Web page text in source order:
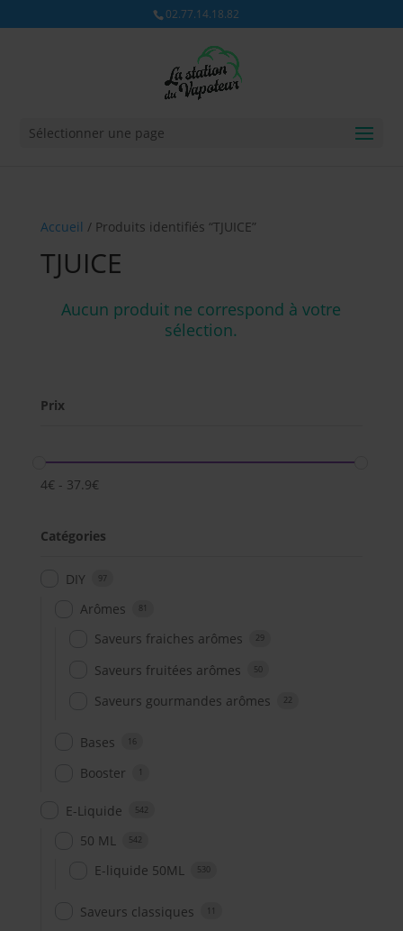
02.77.14.18.82
Sélectionner une page
Accueil / Produits identifiés “TJUICE”
TJUICE
Aucun produit ne correspond à votre
sélection.
Prix
4€ - 37.9€
Catégories
DIY 97
Arômes 81
Saveurs fraiches arômes 29
Saveurs fruitées arômes 50
Saveurs gourmandes arômes 22
Bases 16
Booster 1
E-Liquide 542
50 ML 542
E-liquide 50ML 530
Saveurs classiques 11